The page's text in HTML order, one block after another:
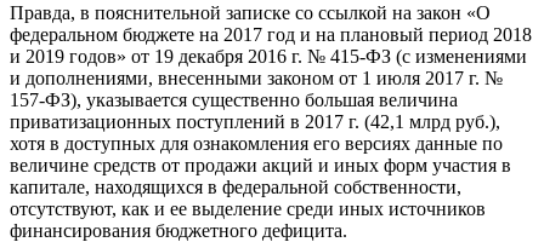
Правда, в пояснительной записке со ссылкой на закон «О
федеральном бюджете на 2017 год и на плановый период 2018
и 2019 годов» от 19 декабря 2016 г. № 415-ФЗ (с изменениями
и дополнениями, внесенными законом от 1 июля 2017 г. №
157-ФЗ), указывается существенно большая величина
приватизационных поступлений в 2017 г. (42,1 млрд руб.),
хотя в доступных для ознакомления его версиях данные по
величине средств от продажи акций и иных форм участия в
капитале, находящихся в федеральной собственности,
отсутствуют, как и ее выделение среди иных источников
финансирования бюджетного дефицита.